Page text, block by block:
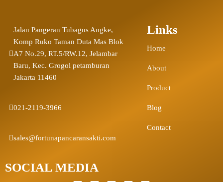
Jalan Pangeran Tubagus Angke,
Komp Ruko Taman Duta Mas Blok
A7 No.29, RT.5/RW.12, Jelambar
Baru, Kec. Grogol petamburan
Jakarta 11460
021-2119-3966
sales@fortunapancaransakti.com
Links
Home
About
Product
Blog
Contact
SOCIAL MEDIA